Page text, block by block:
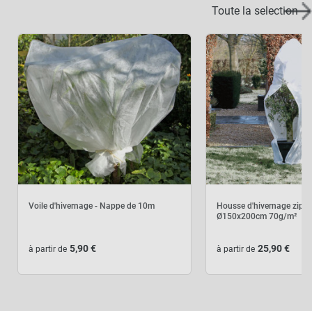
Toute la selection
Voile d'hivernage - Nappe de 10m
à partir de 5,90 €
Housse d'hivernage
Ø150x200cm 70g/m²
à partir de 25,90 €